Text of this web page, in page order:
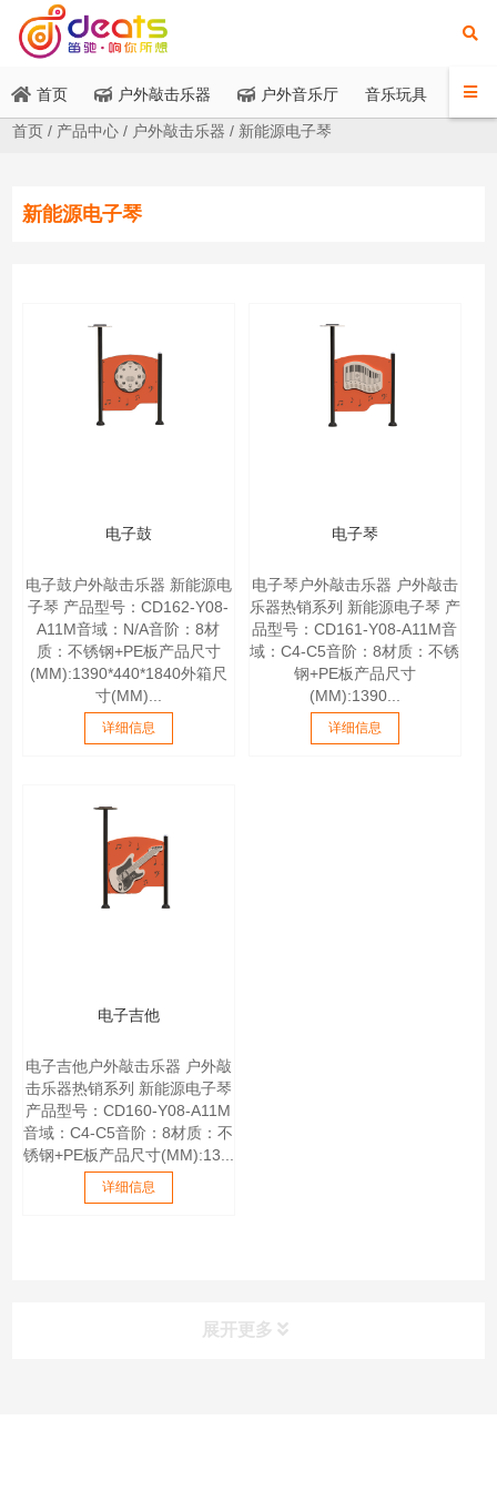
首页 户外敲击乐器 户外音乐厅 音乐玩具
首页 / 产品中心 / 户外敲击乐器 / 新能源电子琴
新能源电子琴
电子鼓
电子鼓户外敲击乐器 新能源电
子琴 产品型号：CD162-Y08-
A11M音域：N/A音阶：8材
质：不锈钢+PE板产品尺寸
(MM):1390*440*1840外箱尺
寸(MM)...
详细信息
电子琴
电子琴户外敲击乐器 户外敲击
乐器热销系列 新能源电子琴 产
品型号：CD161-Y08-A11M音
域：C4-C5音阶：8材质：不锈
钢+PE板产品尺寸
(MM):1390...
详细信息
电子吉他
电子吉他户外敲击乐器 户外敲
击乐器热销系列 新能源电子琴
产品型号：CD160-Y08-A11M
音域：C4-C5音阶：8材质：不
锈钢+PE板产品尺寸(MM):13...
详细信息
展开更多